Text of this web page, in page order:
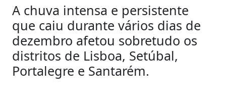
A chuva intensa e persistente
que caiu durante vários dias de
dezembro afetou sobretudo os
distritos de Lisboa, Setúbal,
Portalegre e Santarém.